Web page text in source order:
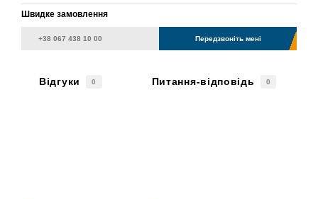
Швидке замовлення
Передзвоніть мені
Відгуки 0 Питання-відповідь 0